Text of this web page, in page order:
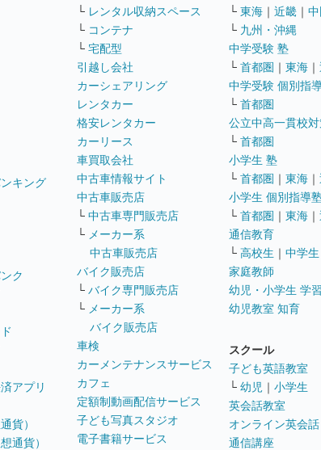
キング
ク
アプリ
貨）
通貨）
└ レンタル収納スペース
└ コンテナ
└ 宅配型
引越し会社
カーシェアリング
レンタカー
格安レンタカー
カーリース
車買取会社
中古車情報サイト
中古車販売店
└ 中古車専門販売店
└ メーカー系
中古車販売店
バイク販売店
└ バイク専門販売店
└ メーカー系
バイク販売店
車検
カーメンテナンスサービス
カフェ
定額制動画配信サービス
子ども写真スタジオ
電子書籍サービス
└ 東海 ｜ 近畿 ｜
└ 九州・沖縄
中学受験 塾
└ 首都圏 ｜ 東海 ｜
中学受験 個別指
└ 首都圏
公立中高一貫校
└ 首都圏
小学生 塾
└ 首都圏 ｜ 東海 ｜
小学生 個別指導
└ 首都圏 ｜ 東海 ｜
通信教育
└ 高校生 ｜ 中学生
家庭教師
幼児・小学生 学
幼児教室 知育
スクール
子ども英語教室
└ 幼児 ｜ 小学生
英会話教室
オンライン英会話
通信講座